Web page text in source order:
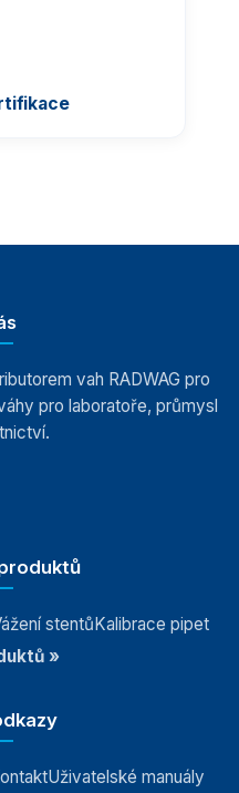
vah RADWAG pro
pro laboratoře, průmysl
stentůKalibrace pipet
»
Uživatelské manuály